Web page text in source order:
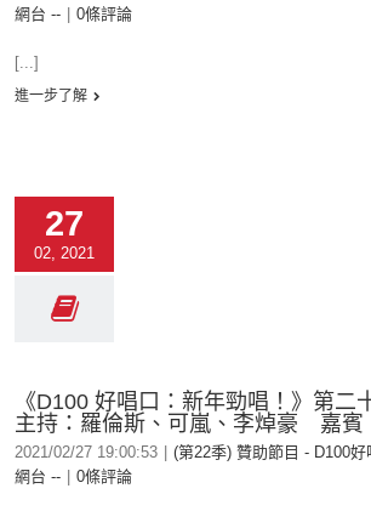
網台 --
0條評論
[...]
進一步了解
27
02, 2021
《D100 好唱口：新年勁唱！》第
主持：羅倫斯、可嵐、李焯豪 嘉賓
2021/02/27 19:00:53 (第22季) 贊助節目 - D100好
網台 --
0條評論